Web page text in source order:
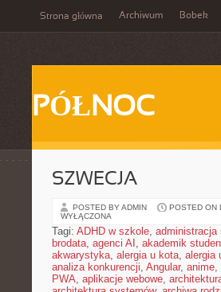
Strona główna Archiwum Bobek
PÓŁNOC
SZWECJA
POSTED BY ADMIN POSTED ON
WYŁĄCZONA
Tagi: ADHD w szkole, administracja
brodata, agenci AI , akademik
akwarystyka, alergia u kota, alergia
analiza konkurencji, Angular, anime,
PWA, aplikacje webowe,